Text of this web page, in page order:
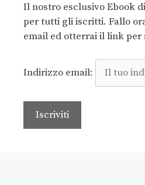
Il nostro esclusivo Ebook
per tutti gli iscritti. Fallo
email ed otterrai il link per
Indirizzo email: